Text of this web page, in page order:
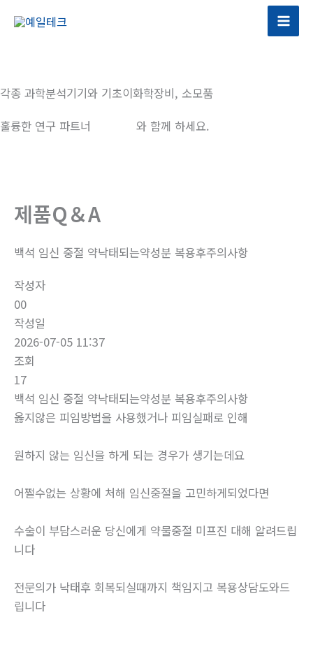
건
너
뛰
각종 과학분석기기와 기초이화학장비, 소모품
훌륭한 연구 파트너
와 함께 하세요.
제품Q＆A
백석 임신 중절 약낙태되는약성분 복용후주의사항
작성자
00
작성일
2026-07-05 11:37
조회
17
백석 임신 중절 약낙태되는약성분 복용후주의사항
옳지않은 피임방법을 사용했거나 피임실패로 인해
원하지 않는 임신을 하게 되는 경우가 생기는데요
어쩔수없는 상황에 처해 임신중절을 고민하게되었다면
수술이 부담스러운 당신에게 약물중절 미프진 대해 알려드립
니다
전문의가 낙태후 회복되실때까지 책임지고 복용상담도와드
립니다